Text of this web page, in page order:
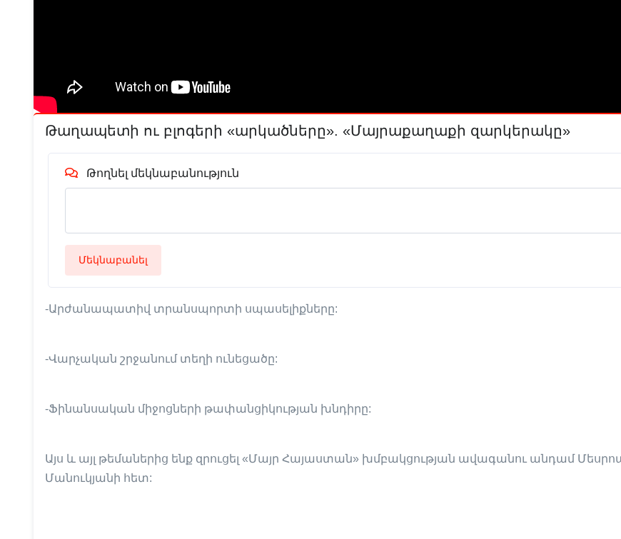
Թաղապետի ու բլոգերի «արկածները». «Մայրաքաղաքի զարկերակը»
Թողնել մեկնաբանություն
Մեկնաբանել
-Արժանապատիվ տրանսպորտի սպասելիքները:
-Վարչական շրջանում տեղի ունեցածը:
-Ֆինանսական միջոցների թափանցիկության խնդիրը:
Այս և այլ թեմաներից ենք զրուցել «Մայր Հայաստան» խմբակցության ավագանու անդամ
Մանուկյանի հետ: